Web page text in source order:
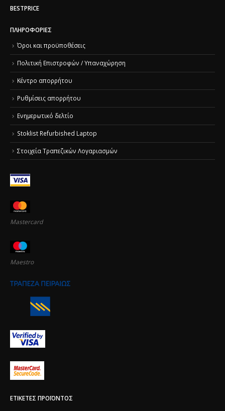
BESTPRICE
ΠΛΗΡΟΦΟΡΊΕΣ
Όροι και προϋποθέσεις
Πολιτική Επιστροφών / Υπαναχώρηση
Κέντρο απορρήτου
Ρυθμίσεις απορρήτου
Ενημερωτικό δελτίο
Stoklist Refurbished Laptop
Στοιχεία Τραπεζικών Λογαριασμών
Mastercard
Maestro
ΕΤΙΚΈΤΕΣ ΠΡΟΪΌΝΤΟΣ